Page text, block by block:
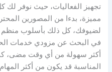
تجهيز الفعاليات، حيث نوفر لك
مميزة، بدءا من المصورين
لضيوفك، كل ذلك بأسلوب
في البحث عن مزودي خدمات
أكثر سهولة من أي وقت مضى،
المناسبة قد يكون من أكثر